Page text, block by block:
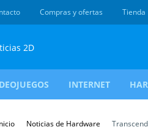
Compras y ofertas Tienda
INTERNET
Noticias de Hardware